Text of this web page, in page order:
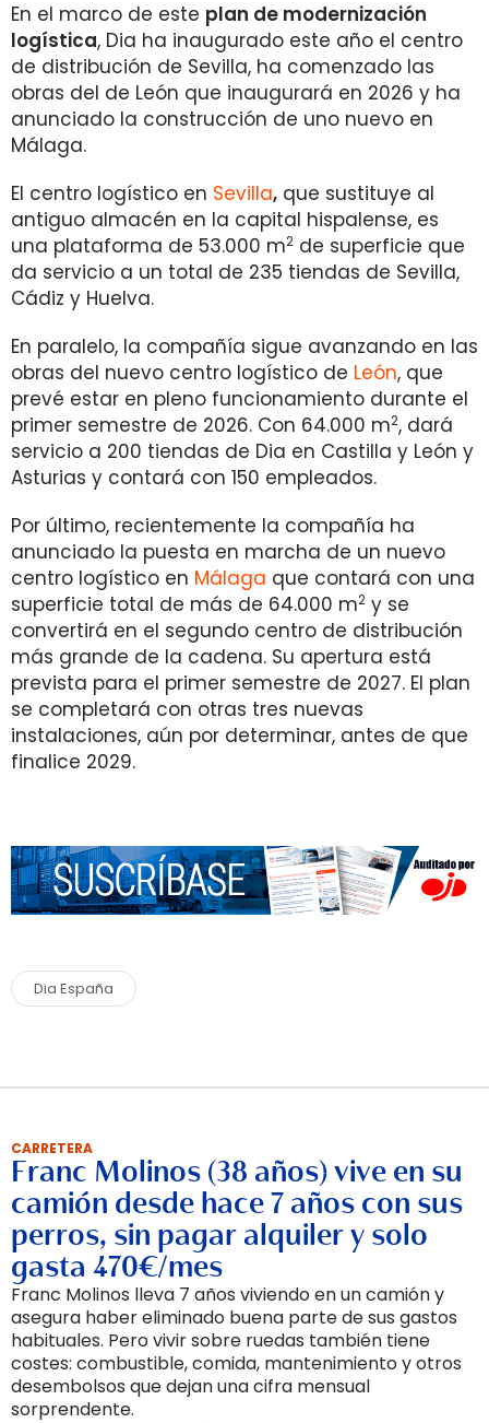
En el marco de este plan de modernización
logística, Dia ha inaugurado este año el centro
de distribución de Sevilla, ha comenzado las
obras del de León que inaugurará en 2026 y ha
anunciado la construcción de uno nuevo en
Málaga.
El centro logístico en Sevilla, que sustituye al
antiguo almacén en la capital hispalense, es
una plataforma de 53.000 m2 de superficie que
da servicio a un total de 235 tiendas de Sevilla,
Cádiz y Huelva.
En paralelo, la compañía sigue avanzando en las
obras del nuevo centro logístico de León, que
prevé estar en pleno funcionamiento durante el
primer semestre de 2026. Con 64.000 m2, dará
servicio a 200 tiendas de Dia en Castilla y León y
Asturias y contará con 150 empleados.
Por último, recientemente la compañía ha
anunciado la puesta en marcha de un nuevo
centro logístico en Málaga que contará con una
superficie total de más de 64.000 m2 y se
convertirá en el segundo centro de distribución
más grande de la cadena. Su apertura está
prevista para el primer semestre de 2027. El plan
se completará con otras tres nuevas
instalaciones, aún por determinar, antes de que
finalice 2029.
Dia España
CARRETERA
Franc Molinos (38 años) vive en su
camión desde hace 7 años con sus
perros, sin pagar alquiler y solo
gasta 470€/mes
Franc Molinos lleva 7 años viviendo en un camión y
asegura haber eliminado buena parte de sus gastos
habituales. Pero vivir sobre ruedas también tiene
costes: combustible, comida, mantenimiento y otros
desembolsos que dejan una cifra mensual
sorprendente.